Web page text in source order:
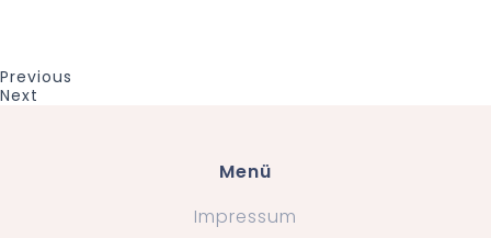
Previous
Next
Menü
Impressum